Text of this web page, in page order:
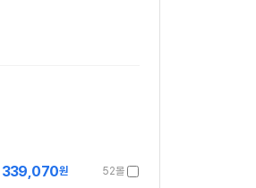
52몰
339,070원